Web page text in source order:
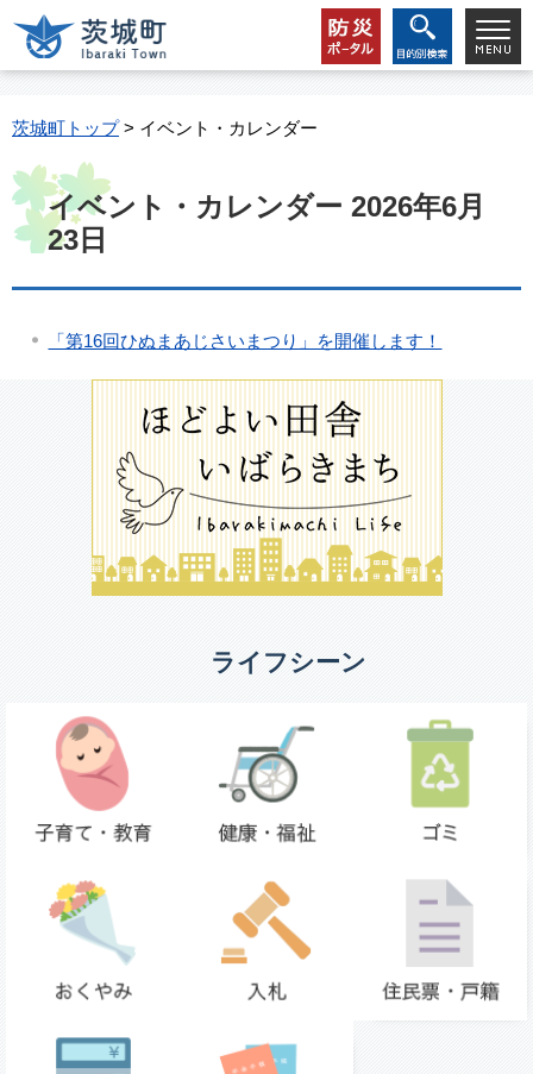
茨城町トップ> イベント・カレンダー
イベント・カレンダー 2026年6月
23日
「第16回ひぬまあじさいまつり」を開催します！
ライフシーン